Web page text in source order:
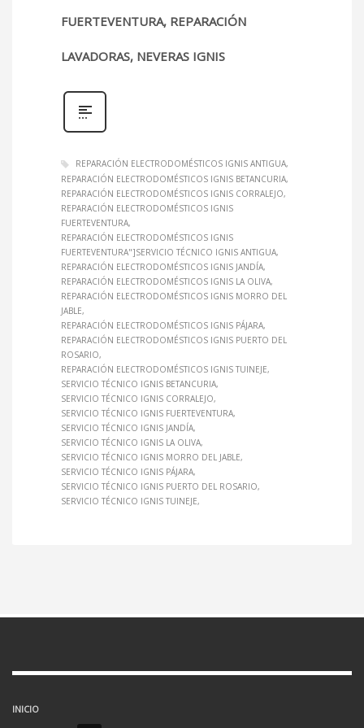
FUERTEVENTURA, REPARACIÓN
LAVADORAS, NEVERAS IGNIS
REPARACIÓN ELECTRODOMÉSTICOS IGNIS ANTIGUA
REPARACIÓN ELECTRODOMÉSTICOS IGNIS BETANCURIA
REPARACIÓN ELECTRODOMÉSTICOS IGNIS CORRALEJO
REPARACIÓN ELECTRODOMÉSTICOS IGNIS
FUERTEVENTURA
REPARACIÓN ELECTRODOMÉSTICOS IGNIS
FUERTEVENTURA"]SERVICIO TÉCNICO IGNIS ANTIGUA
REPARACIÓN ELECTRODOMÉSTICOS IGNIS JANDÍA
REPARACIÓN ELECTRODOMÉSTICOS IGNIS LA OLIVA
REPARACIÓN ELECTRODOMÉSTICOS IGNIS MORRO DEL
JABLE
REPARACIÓN ELECTRODOMÉSTICOS IGNIS PÁJARA
REPARACIÓN ELECTRODOMÉSTICOS IGNIS PUERTO DEL
ROSARIO
REPARACIÓN ELECTRODOMÉSTICOS IGNIS TUINEJE
SERVICIO TÉCNICO IGNIS BETANCURIA
SERVICIO TÉCNICO IGNIS CORRALEJO
SERVICIO TÉCNICO IGNIS FUERTEVENTURA
SERVICIO TÉCNICO IGNIS JANDÍA
SERVICIO TÉCNICO IGNIS LA OLIVA
SERVICIO TÉCNICO IGNIS MORRO DEL JABLE
SERVICIO TÉCNICO IGNIS PÁJARA
SERVICIO TÉCNICO IGNIS PUERTO DEL ROSARIO
SERVICIO TÉCNICO IGNIS TUINEJE
INICIO